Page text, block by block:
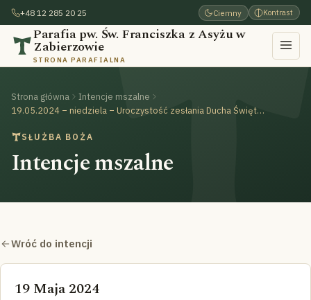
+48 12 285 20 25 Ciemny Kontrast
Parafia pw. Św. Franciszka z Asyżu w
Zabierzowie
STRONA PARAFIALNA
Strona główna
Intencje mszalne
19.05.2024 – niedziela – Uroczystość zesłania Ducha Świętego Zielone Świątki
SŁUŻBA BOŻA
Intencje mszalne
Wróć do intencji
19 Maja 2024